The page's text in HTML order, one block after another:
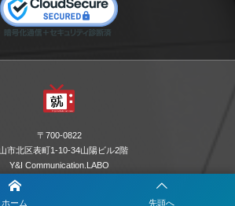
ホーム 先頭へ
営 キーエンス解剖
セレクトショップ
ナカシマプロペラ株式会社
ートルダム清心
大学 パーソナルカラー診断
〒700-0822
市北区表町1-10-34山陽ビル2階
Y&I Communication.LABO
お電話でのお問合わせはこちら